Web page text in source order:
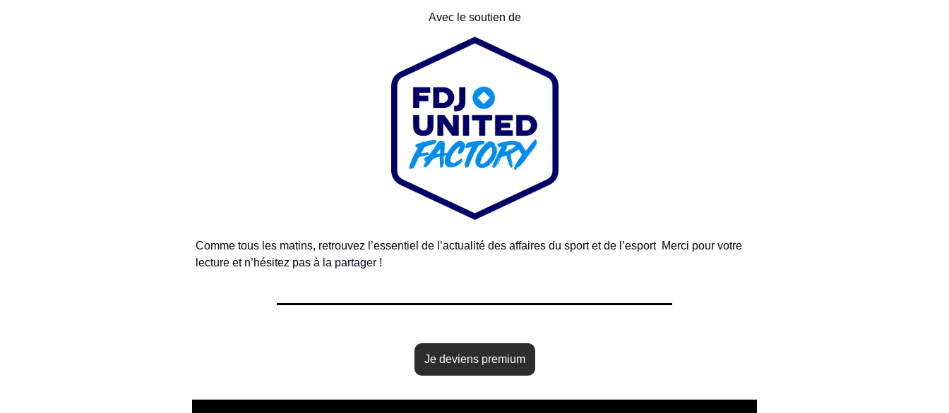
Avec le soutien de
Comme tous les matins, retrouvez l’essentiel de l’actualité des affaires du sport et de l’esport  Merci pour votre
lecture et n’hésitez pas à la partager !
Je deviens premium